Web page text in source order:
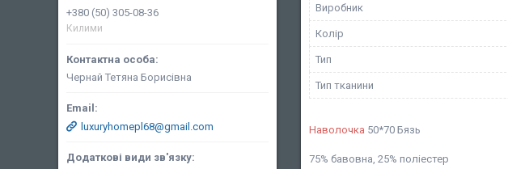
Виробник
Колір
Тип
Тип тканини
Наволочка 50*70 Бязь
75% бавовна, 25% поліестер
+380 (50) 305-08-36
Килими
Чернай Тетяна Борисівна
luxuryhomepl68@gmail.com